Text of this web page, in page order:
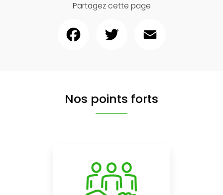
Partagez cette page
Nos points forts